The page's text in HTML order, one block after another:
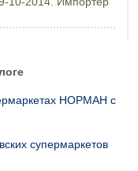
НОРМАН с
супермаркетов